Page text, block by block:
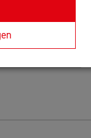
Z-A